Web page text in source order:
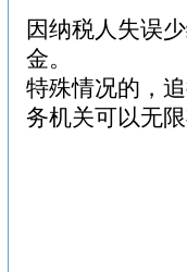
因纳税人失误
金。
特殊情况的，
务机关可以无